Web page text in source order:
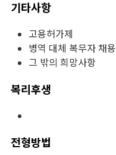
기타사항
고용허가제
병역 대체 복무자 채용
그 밖의 희망사항
복리후생
전형방법